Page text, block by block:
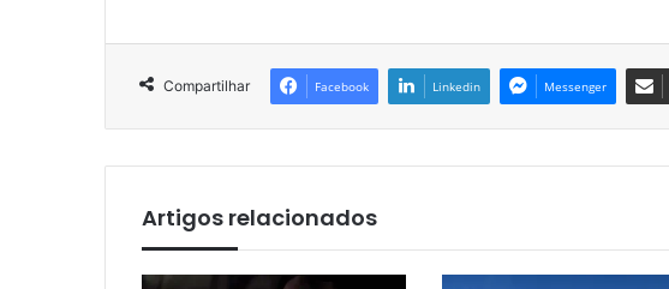
Compartilhar Facebook Linkedin Messenger
Artigos relacionados